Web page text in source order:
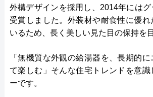
外構デザインを採用し、2014年には
受賞しました。外装材や耐食性に優れ
いるため、長く美しい見た目の保持を
「無機質な外観の給湯器を、長期的
て楽しむ」そんな住宅トレンドを意識
ーです。